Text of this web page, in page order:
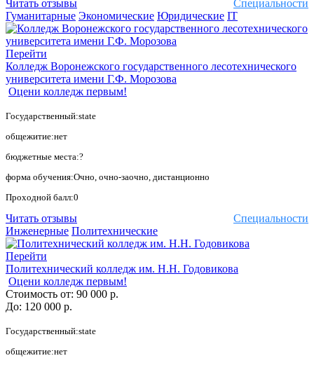
Специальности
Читать отзывы
Гуманитарные Экономические Юридические IT
Перейти
Колледж Воронежского государственного лесотехнического
университета имени Г.Ф. Морозова
Оцени колледж первым!
Государственный:state
общежитие:нет
бюджетные места:?
форма обучения:Очно, очно-заочно, дистанционно
Проходной балл:0
Специальности
Читать отзывы
Инженерные Политехнические
Перейти
Политехнический колледж им. Н.Н. Годовикова
Оцени колледж первым!
Стоимость от: 90 000 р.
До: 120 000 р.
Государственный:state
общежитие:нет